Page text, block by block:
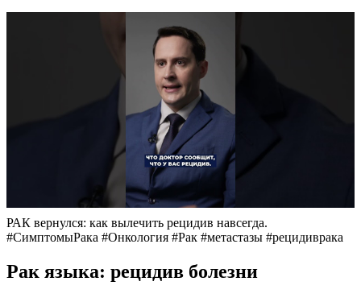
РАК вернулся: как вылечить рецидив навсегда.
#СимптомыРака #Онкология #Рак #метастазы #рецидиврака
Рак языка: рецидив болезни